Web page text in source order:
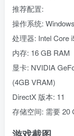
推荐配置:
操作系统:
处理器: Intel Core
内存: 16 GB RAM
显卡: NVIDIA
(4GB VRAM)
DirectX 版本: 11
存储空间: 需要 20